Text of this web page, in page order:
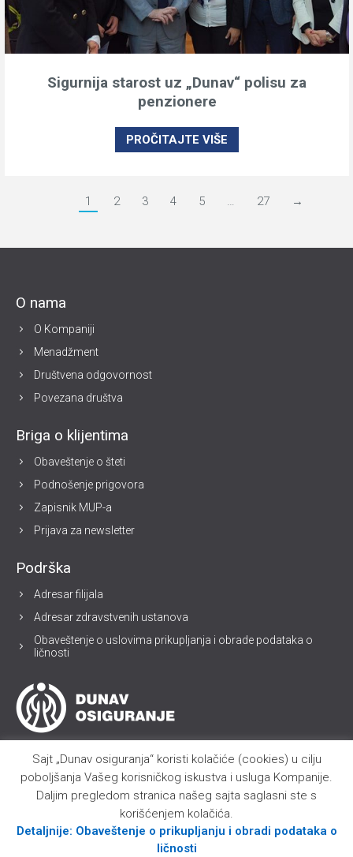
Sigurnija starost uz „Dunav“ polisu za
penzionere
PROČITAJTE VIŠE
1 2 3 4 5 … 27 →
O nama
O Kompaniji
Menadžment
Društvena odgovornost
Povezana društva
Briga o klijentima
Obaveštenje o šteti
Podnošenje prigovora
Zapisnik MUP-a
Prijava za newsletter
Podrška
Adresar filijala
Adresar zdravstvenih ustanova
Obaveštenje o uslovima prikupljanja i obrade podataka o
ličnosti
Sajt „Dunav osiguranja“ koristi kolačiće (cookies) u cilju
poboljšanja Vašeg korisničkog iskustva i usluga Kompanije.
Daljim pregledom stranica našeg sajta saglasni ste s
korišćenjem kolačića.
Detaljnije: Obaveštenje o prikupljanju i obradi podataka o
ličnosti